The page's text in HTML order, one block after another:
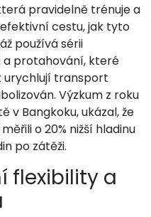
pravidelně trénuje a
cestu, jak tyto
používá sérii
protahování, které
urychlují transport
Výzkum z roku
v Bangkoku, ukázal, že
o 20% nižší hladinu
po zátěži.
flexibility a